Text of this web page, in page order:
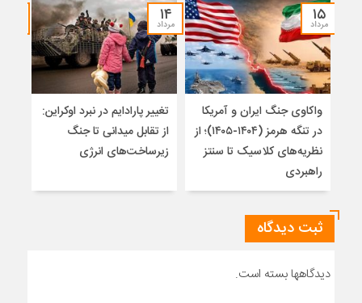
۱۵
مرداد
واکاوی جنگ ایران و آمریکا
در تنگه هرمز (۱۴۰۴-۱۴۰۵)؛ از
نظریه‌های کلاسیک تا سنتز
راهبردی
۱۴
مرداد
تغییر پارادایم در نبرد اوکراین:
از تقابل میدانی تا جنگ
زیرساخت‌های انرژی
ثبت دیدگاه
دیدگاهها بسته است.